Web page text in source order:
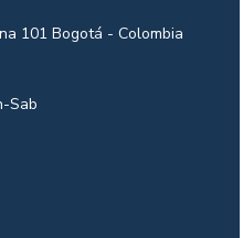
101 Bogotá - Colombia
Sab